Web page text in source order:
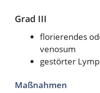
Grad III
florierendes
venosum
gestörter
Maßnahmen